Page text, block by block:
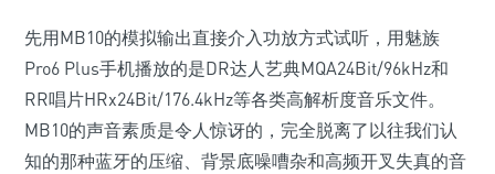
先用MB10的模拟输出直接介入功放方式试听，用魅族
Pro6 Plus手机播放的是DR达人艺典MQA24Bit/96kHz和
RR唱片HRx24Bit/176.4kHz等各类高解析度音乐文件。
MB10的声音素质是令人惊讶的，完全脱离了以往我们认
知的那种蓝牙的压缩、背景底噪嘈杂和高频开叉失真的音